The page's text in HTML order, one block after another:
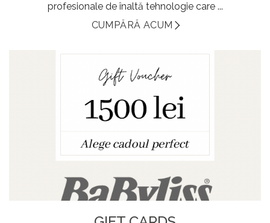
profesionale de înaltă tehnologie care ...
CUMPĂRĂ ACUM